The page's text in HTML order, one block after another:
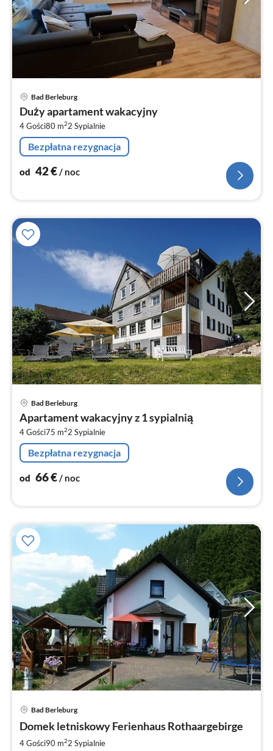
Bad Berleburg
Duży apartament wakacyjny
4 Gości80 m22 Sypialnie
Bezpłatna rezygnacja
od 42€ / noc
Bad Berleburg
Apartament wakacyjny z 1 sypialnią
4 Gości75 m22 Sypialnie
Bezpłatna rezygnacja
od 66€/ noc
Bad Berleburg
Domek letniskowy Ferienhaus Rothaargebirge
4 Gości90 m22 Sypialnie